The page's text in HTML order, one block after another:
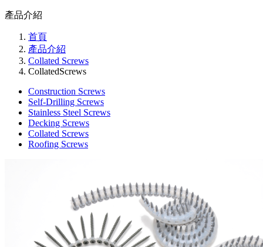
產品介紹
首頁
產品介紹
Collated Screws
CollatedScrews
Construction Screws
Self-Drilling Screws
Stainless Steel Screws
Decking Screws
Collated Screws
Roofing Screws